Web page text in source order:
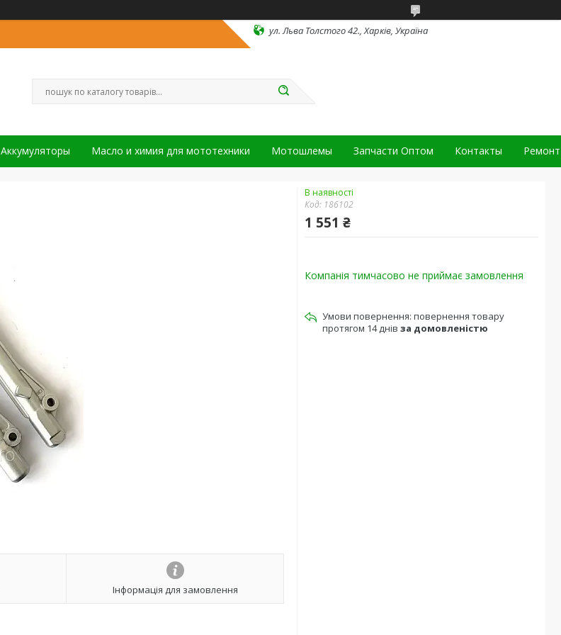
ул. Льва Толстого 42., Харків, Україна
Аккумуляторы Масло и химия для мототехники Мотошлемы Запчасти Оптом Контакты Ремонт
Інформація для замовлення
В наявності
Код: 186102
1 551 ₴
Компанія тимчасово не приймає замовлення
повернення товару
протягом 14 днів за домовленістю